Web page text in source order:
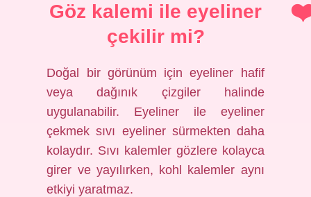
Göz kalemi ile eyeliner
çekilir mi?
Doğal bir görünüm için eyeliner hafif
veya dağınık çizgiler halinde
uygulanabilir. Eyeliner ile eyeliner
çekmek sıvı eyeliner sürmekten daha
kolaydır. Sıvı kalemler gözlere kolayca
girer ve yayılırken, kohl kalemler aynı
etkiyi yaratmaz.